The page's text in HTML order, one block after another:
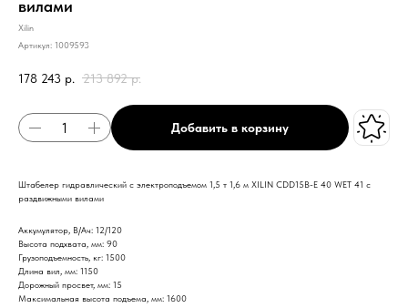
вилами
Xilin
Артикул: 1009593
178 243 р. 213 892 р.
Добавить в корзину
Штабелер гидравлический с электроподъемом 1,5 т 1,6 м XILIN CDD15B-E 40 WET 41 с
раздвижными вилами
Аккумулятор, В/Ач: 12/120
Высота подхвата, мм: 90
Грузоподъемность, кг: 1500
Длина вил, мм: 1150
Дорожный просвет, мм: 15
Максимальная высота подъема, мм: 1600